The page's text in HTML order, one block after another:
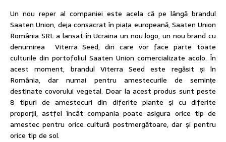
Un nou reper al companiei este acela că pe lângă brandul
Saaten Union, deja consacrat în piața europeană, Saaten Union
România SRL a lansat în Ucraina un nou logo, un nou brand cu
denumirea Viterra Seed, din care vor face parte toate
culturile din portofoliul Saaten Union comercializate acolo. În
acest moment, brandul Viterra Seed este regăsit și în
România, dar numai pentru amestecurile de semințe
destinate covorului vegetal. Doar la acest produs sunt peste
8 tipuri de amestecuri din diferite plante și cu diferite
proporții, astfel încât compania poate asigura orice tip de
amestec pentru orice cultură postmergătoare, dar și pentru
orice tip de sol.